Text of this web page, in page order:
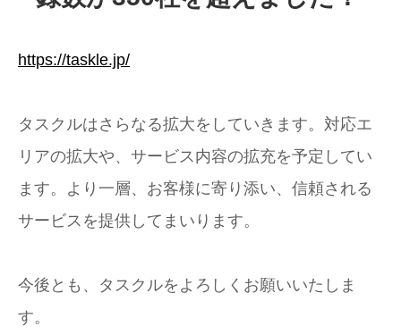
https://taskle.jp/
タスクルはさらなる拡大をしていきます。対応エ
リアの拡大や、サービス内容の拡充を予定してい
ます。より一層、お客様に寄り添い、信頼される
サービスを提供してまいります。
今後とも、タスクルをよろしくお願いいたしま
す。